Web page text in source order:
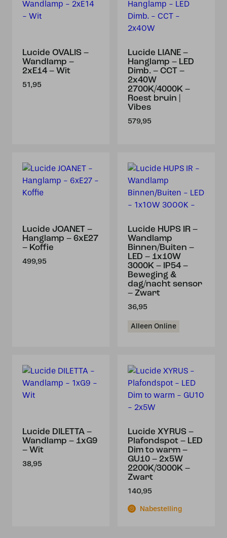
Lucide OVALIS –
Wandlamp –
2xE14 – Wit
51,95
Lucide LIANE –
Hanglamp – LED
Dimb. – CCT –
2x40W
2700K/4000K –
Roest bruin |
Vibes
579,95
Lucide JOANET –
Hanglamp – 6xE27
– Koffie
499,95
Lucide HUPS IR –
Wandlamp
Binnen/Buiten –
LED – 1x10W
3000K – IP54 –
Beweging &
dag/nacht sensor
– Zwart
36,95
Alleen Online
Lucide DILETTA –
Wandlamp – 1xG9
– Wit
38,95
Lucide XYRUS –
Plafondspot – LED
Dim to warm –
GU10 – 2x5W
2200K/3000K –
Zwart
140,95
Nabestelling